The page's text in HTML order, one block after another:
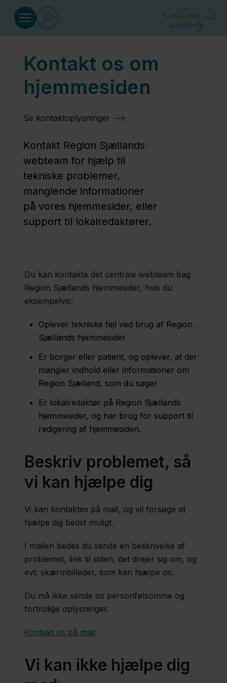
Sundhed
Social
og
miljø
Regional
Udvikling
Job og
uddannelse
Fagfolk
Kontakt os om
hjemmesiden
Se kontaktoplysninger
Kontakt Region Sjællands
webteam for hjælp til
tekniske problemer,
manglende informationer
på vores hjemmesider, eller
support til lokalredaktører.
Du kan kontakte det centrale webteam bag
Region Sjællands hjemmesider, hvis du
eksempelvis:
Oplever tekniske fejl ved brug af Region
Sjællands hjemmesider
Er borger eller patient, og oplever, at der
mangler indhold eller informationer om
Region Sjælland, som du søger
Er lokalredaktør på Region Sjællands
hjemmesider, og har brug for support til
redigering af hjemmesiden.
Beskriv problemet, så
vi kan hjælpe dig
Vi kan kontaktes på mail, og vil forsøge at
hjælpe dig bedst muligt.
I mailen bedes du sende en beskrivelse af
problemet, link til siden, det drejer sig om, og
evt. skærmbilleder, som kan hjælpe os.
Du må ikke sende os personfølsomme og
fortrolige oplysninger.
Kontakt os på mail
Vi kan ikke hjælpe dig